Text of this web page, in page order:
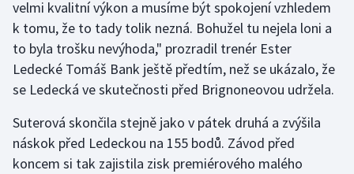
Stolní tenis
Triatlon
Veslování
Vodní slalom
Volejbal
velmi kvalitní výkon a musíme být spokojení vzhledem
k tomu, že to tady tolik nezná. Bohužel tu nejela loni a
to byla trošku nevýhoda," prozradil trenér Ester
Ledecké Tomáš Bank ještě předtím, než se ukázalo, že
se Ledecká ve skutečnosti před Brignoneovou udržela.
Suterová skončila stejně jako v pátek druhá a zvýšila
náskok před Ledeckou na 155 bodů. Závod před
koncem si tak zajistila zisk premiérového malého